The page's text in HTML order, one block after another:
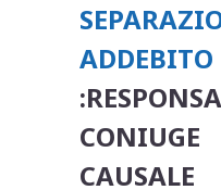
ADDEBITO